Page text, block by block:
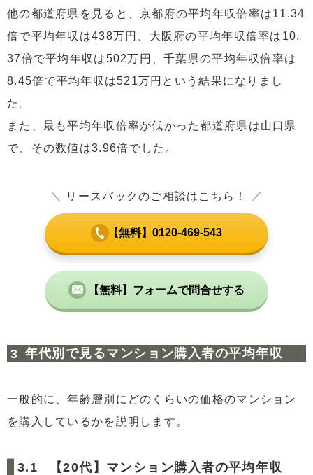
他の都道府県を見ると、京都府の平均年収倍率は11.34
倍で平均年収は438万円、大阪府の平均年収倍率は10.
37倍で平均年収は502万円、千葉県の平均年収倍率は
8.45倍で平均年収は521万円という結果になりまし
た。
また、最も平均年収倍率が低かった都道府県は山口県
で、その数値は3.96倍でした。
＼ リースバックのご相談はこちら！ ／
【無料】0120-469-543
【無料】フォームで問合せする
年代別で見るマンション購入者の平均年収
一般的に、年齢層別にどのくらいの価格のマンション
を購入しているかを説明します。
【20代】マンション購入者の平均年収